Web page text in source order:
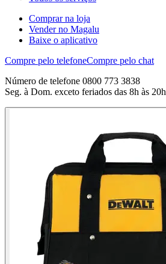
Comprar na loja
Vender no Magalu
Baixe o aplicativo
Compre pelo telefoneCompre pelo chat
Número de telefone 0800 773 3838
Seg. à Dom. exceto feriados das 8h às 20h